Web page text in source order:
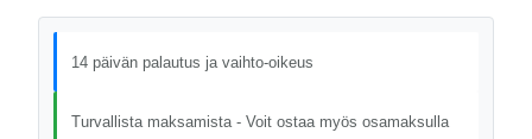
14 päivän palautus ja vaihto-oikeus
Turvallista maksamista - Voit ostaa myös osamaksulla